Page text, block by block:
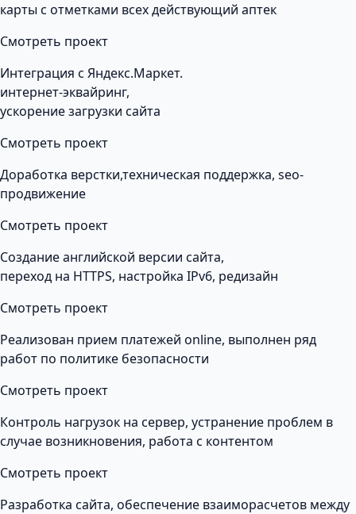
карты с отметками всех действующий аптек
Смотреть проект
Интеграция с Яндекс.Маркет.
интернет-эквайринг,
ускорение загрузки сайта
Смотреть проект
Доработка верстки,техническая поддержка, seo-
продвижение
Смотреть проект
Создание английской версии сайта,
переход на HTTPS, настройка IPv6, редизайн
Смотреть проект
Реализован прием платежей online, выполнен ряд
работ по политике безопасности
Смотреть проект
Контроль нагрузок на сервер, устранение проблем в
случае возникновения, работа с контентом
Смотреть проект
Разработка сайта, обеспечение взаиморасчетов между